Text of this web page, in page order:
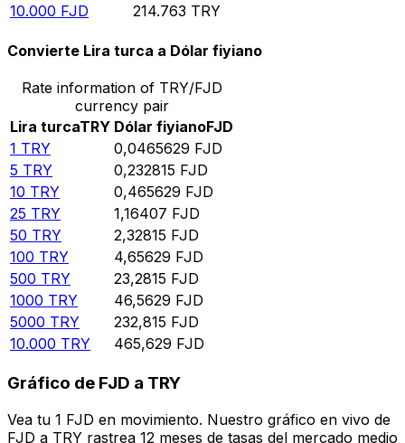
10.000 FJD 214.763 TRY
Convierte Lira turca a Dólar fiyiano
Rate information of TRY/FJD
currency pair
Lira turcaTRY Dólar fiyianoFJD
1 TRY 0,0465629 FJD
5 TRY 0,232815 FJD
10 TRY 0,465629 FJD
25 TRY 1,16407 FJD
50 TRY 2,32815 FJD
100 TRY 4,65629 FJD
500 TRY 23,2815 FJD
1000 TRY 46,5629 FJD
5000 TRY 232,815 FJD
10.000 TRY 465,629 FJD
Gráfico de FJD a TRY
Vea tu 1 FJD en movimiento. Nuestro gráfico en vivo de
FJD a TRY rastrea 12 meses de tasas del mercado medio